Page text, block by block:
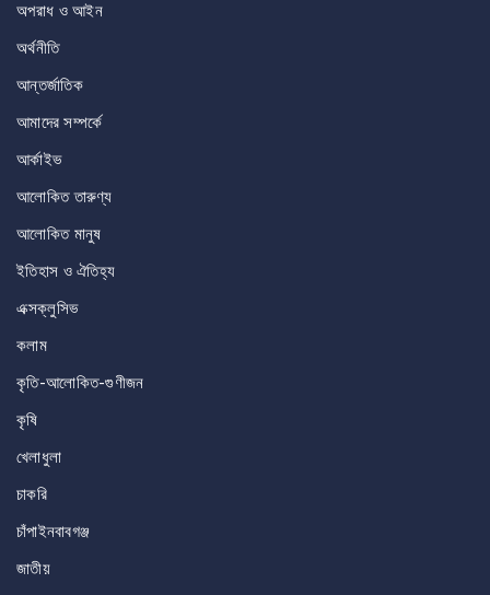
অপরাধ ও আইন
অর্থনীতি
আন্তর্জাতিক
আমাদের সম্পর্কে
আর্কাইভ
আলোকিত তারুণ্য
আলোকিত মানুষ
ইতিহাস ও ঐতিহ্য
এক্সক্লুসিভ
কলাম
কৃতি-আলোকিত-গুণীজন
কৃষি
খেলাধুলা
চাকরি
চাঁপাইনবাবগঞ্জ
জাতীয়